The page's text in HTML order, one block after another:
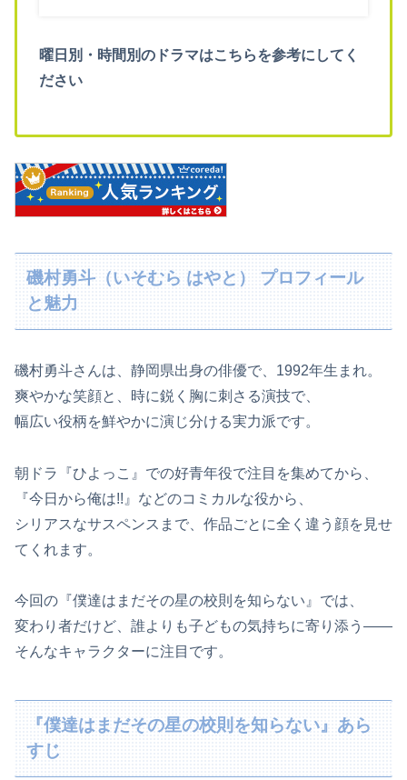
曜日別・時間別のドラマはこちらを参考にしてく
ださい
磯村勇斗（いそむら はやと） プロフィール
と魅力
磯村勇斗さんは、静岡県出身の俳優で、1992年生まれ。
爽やかな笑顔と、時に鋭く胸に刺さる演技で、
幅広い役柄を鮮やかに演じ分ける実力派です。
朝ドラ『ひよっこ』での好青年役で注目を集めてから、
『今日から俺は!!』などのコミカルな役から、
シリアスなサスペンスまで、作品ごとに全く違う顔を見せ
てくれます。
今回の『僕達はまだその星の校則を知らない』では、
変わり者だけど、誰よりも子どもの気持ちに寄り添う——
そんなキャラクターに注目です。
『僕達はまだその星の校則を知らない』あら
すじ